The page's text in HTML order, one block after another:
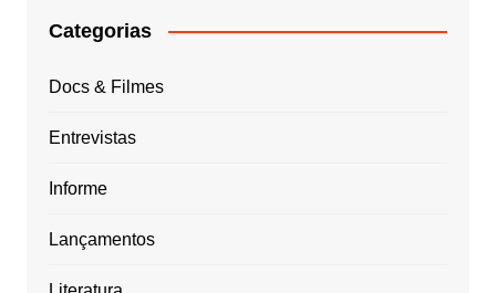
Categorias
Docs & Filmes
Entrevistas
Informe
Lançamentos